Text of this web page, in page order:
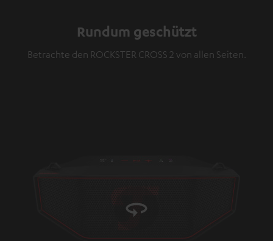
Rundum geschützt
Betrachte den ROCKSTER CROSS 2 von allen Seiten.